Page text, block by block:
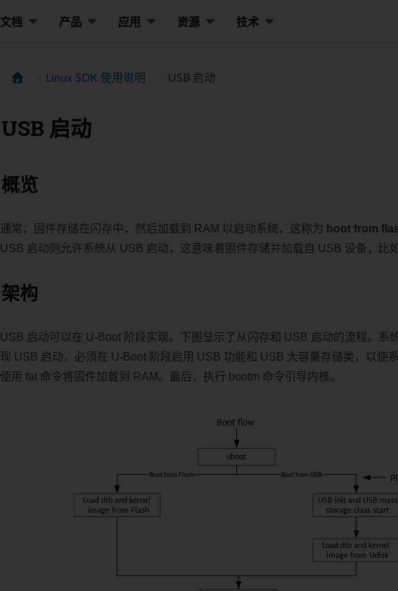
文档 产品 应用 资源 技术
Linux SDK 使用说明 USB 启动
USB 启动
概览
通常，固件存储在闪存中，然后加载到 RAM 以启动系统，这称为 boot from
USB 启动则允许系统从 USB 启动，这意味着固件存储并加载自 USB 设备，比
架构
USB 启动可以在 U-Boot 阶段实现。下图显示了从闪存和 USB 启动的流程。系
现 USB 启动，必须在 U-Boot 阶段启用 USB 功能和 USB 大容量存储类，以使
使用 fat 命令将固件加载到 RAM。最后，执行 bootm 命令引导内核。